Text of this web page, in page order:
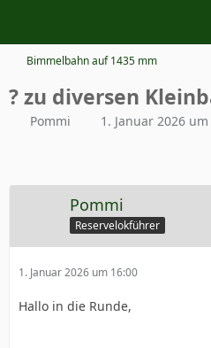
Bimmelbahn auf 1435 mm
? zu diversen
Pommi 1. Januar 2026
Pommi
Reservelokführer
1. Januar 2026 um 16:00
Hallo in die Runde,